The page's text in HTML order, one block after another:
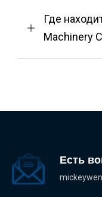
Где
Machinery
Есть